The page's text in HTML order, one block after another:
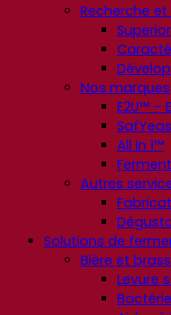
Recherche
Nos marques
E2U™ –
All In 1™
Autres
Solutions de
Bière et
Levure